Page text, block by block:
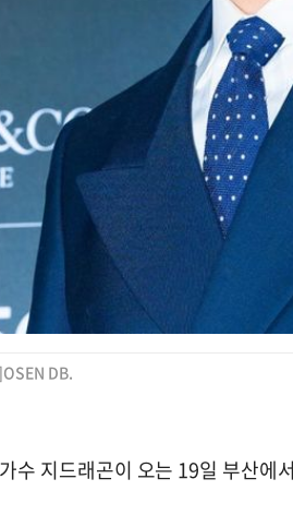
DB.
수 지드래곤이 오는 19일 부산에